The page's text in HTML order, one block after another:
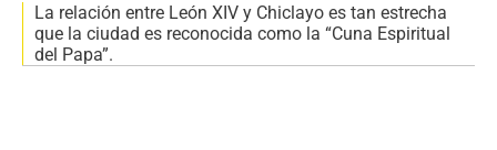
La relación entre León XIV y Chiclayo es tan estrecha
que la ciudad es reconocida como la “Cuna Espiritual
del Papa”.